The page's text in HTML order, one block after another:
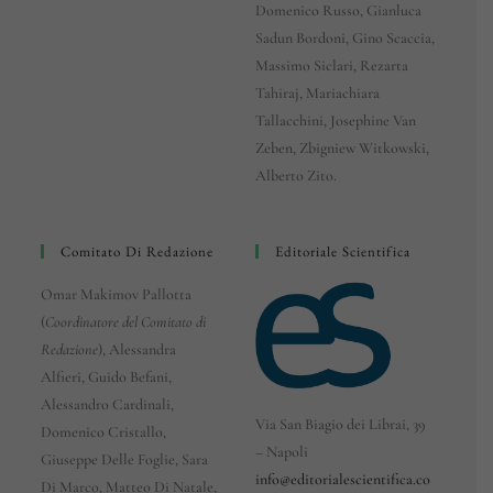
Domenico Russo, Gianluca
Sadun Bordoni, Gino Scaccia,
Massimo Siclari, Rezarta
Tahiraj, Mariachiara
Tallacchini, Josephine Van
Zeben, Zbigniew Witkowski,
Alberto Zito.
Comitato Di Redazione
Omar Makimov Pallotta
(Coordinatore del Comitato di
Redazione), Alessandra
Alfieri, Guido Befani,
Alessandro Cardinali,
Domenico Cristallo,
Giuseppe Delle Foglie, Sara
Di Marco, Matteo Di Natale,
Editoriale Scientifica
Via San Biagio dei Librai, 39
– Napoli
info@editorialescientifica.co